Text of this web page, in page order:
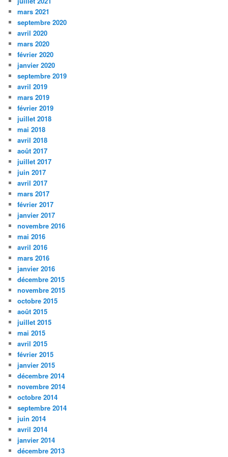
mars 2021
septembre 2020
avril 2020
mars 2020
février 2020
janvier 2020
septembre 2019
avril 2019
mars 2019
février 2019
juillet 2018
mai 2018
avril 2018
août 2017
juillet 2017
juin 2017
avril 2017
mars 2017
février 2017
janvier 2017
novembre 2016
mai 2016
avril 2016
mars 2016
janvier 2016
décembre 2015
novembre 2015
octobre 2015
août 2015
juillet 2015
mai 2015
avril 2015
février 2015
janvier 2015
décembre 2014
novembre 2014
octobre 2014
septembre 2014
juin 2014
avril 2014
janvier 2014
décembre 2013